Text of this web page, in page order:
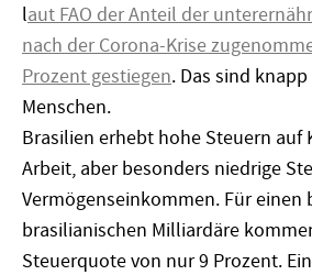
laut FAO der Anteil der
nach der Corona-Krise
Prozent gestiegen. Das sind
Menschen.
Brasilien erhebt hohe Steuern auf
Arbeit, aber besonders niedrige
Vermögenseinkommen. Für einen
brasilianischen Milliardäre
Steuerquote von nur 9 Prozent.